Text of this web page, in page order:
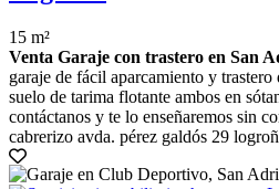
15 m²
Venta Garaje con trastero en San
garaje de fácil aparcamiento y
suelo de tarima flotante ambos en
contáctanos y te lo enseñaremos sin
cabrerizo avda. pérez galdós 29